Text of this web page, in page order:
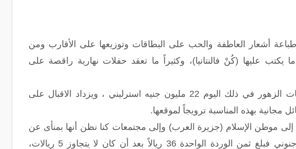
أشعار العاطفة والحب على البطاقات وتوزيعها على الأقارب ومن
عليها (كُنْ فالنتانيا)، وكثيراً ما تعقد حفلات نهارية راقصة على
وما زال الأوروبيون يحتفلون بهذا اليوم، ففي بريطانيا بلغت مبيعات الزهور في ذلك اليوم 22 مليون جنيه استرليني ، ويزداد الاقبال على
بهذه المناسبة ترويجاً لموقعها.
إلى موطن الإسلام (جزيرة العرب) وإلى مجتمعات كنا نظن أنها بمنأى عن
هذا الخبل، في الرياض ارتفع سعر الورود في هذا اليوم بشكل جنوني فبلغ ثمن الوردة الواحدة 36 ريالاً بعد أن كان لا يتجاوز 5 ريالات،